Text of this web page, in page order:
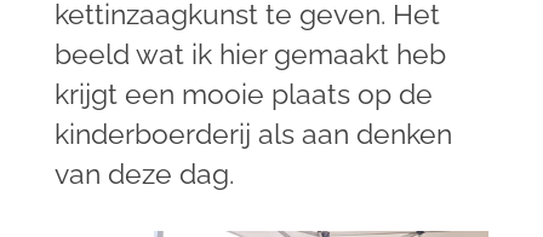
kettinzaagkunst te geven. Het
beeld wat ik hier gemaakt heb
krijgt een mooie plaats op de
kinderboerderij als aan denken
van deze dag.